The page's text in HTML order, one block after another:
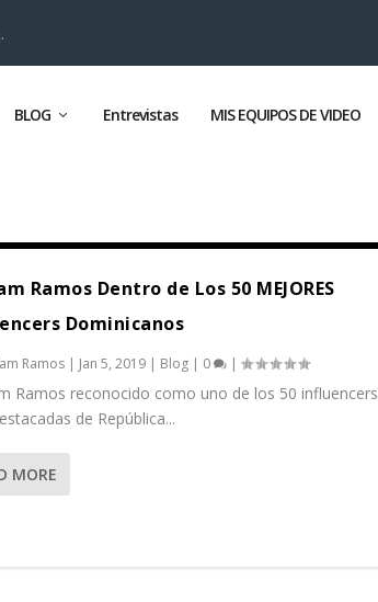
BLOG Entrevistas MIS EQUIPOS DE VIDEO
Ramos Dentro de Los 50 MEJORES
Dominicanos
Ramos| Jan 5, 2019| Blog| 0 |
Ramos reconocido como uno de los 50 influencers
de República...
MORE